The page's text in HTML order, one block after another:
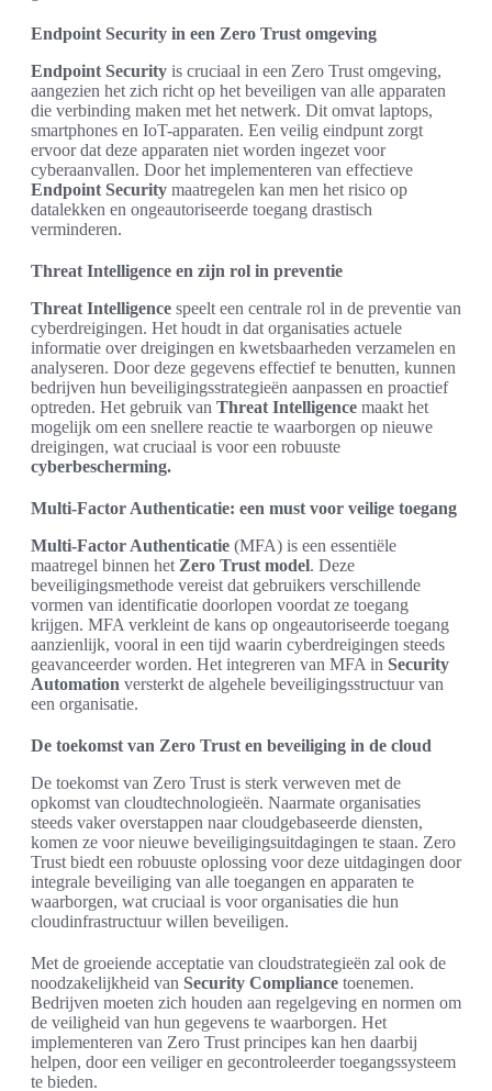
Endpoint Security in een Zero Trust omgeving
Endpoint Security is cruciaal in een Zero Trust omgeving,
aangezien het zich richt op het beveiligen van alle apparaten
die verbinding maken met het netwerk. Dit omvat laptops,
smartphones en IoT-apparaten. Een veilig eindpunt zorgt
ervoor dat deze apparaten niet worden ingezet voor
cyberaanvallen. Door het implementeren van effectieve
Endpoint Security maatregelen kan men het risico op
datalekken en ongeautoriseerde toegang drastisch
verminderen.
Threat Intelligence en zijn rol in preventie
Threat Intelligence speelt een centrale rol in de preventie van
cyberdreigingen. Het houdt in dat organisaties actuele
informatie over dreigingen en kwetsbaarheden verzamelen en
analyseren. Door deze gegevens effectief te benutten, kunnen
bedrijven hun beveiligingsstrategieën aanpassen en proactief
optreden. Het gebruik van Threat Intelligence maakt het
mogelijk om een snellere reactie te waarborgen op nieuwe
dreigingen, wat cruciaal is voor een robuuste
cyberbescherming.
Multi-Factor Authenticatie: een must voor veilige toegang
Multi-Factor Authenticatie (MFA) is een essentiële
maatregel binnen het Zero Trust model. Deze
beveiligingsmethode vereist dat gebruikers verschillende
vormen van identificatie doorlopen voordat ze toegang
krijgen. MFA verkleint de kans op ongeautoriseerde toegang
aanzienlijk, vooral in een tijd waarin cyberdreigingen steeds
geavanceerder worden. Het integreren van MFA in Security
Automation versterkt de algehele beveiligingsstructuur van
een organisatie.
De toekomst van Zero Trust en beveiliging in de cloud
De toekomst van Zero Trust is sterk verweven met de
opkomst van cloudtechnologieën. Naarmate organisaties
steeds vaker overstappen naar cloudgebaseerde diensten,
komen ze voor nieuwe beveiligingsuitdagingen te staan. Zero
Trust biedt een robuuste oplossing voor deze uitdagingen door
integrale beveiliging van alle toegangen en apparaten te
waarborgen, wat cruciaal is voor organisaties die hun
cloudinfrastructuur willen beveiligen.
Met de groeiende acceptatie van cloudstrategieën zal ook de
noodzakelijkheid van Security Compliance toenemen.
Bedrijven moeten zich houden aan regelgeving en normen om
de veiligheid van hun gegevens te waarborgen. Het
implementeren van Zero Trust principes kan hen daarbij
helpen, door een veiliger en gecontroleerder toegangssysteem
te bieden.